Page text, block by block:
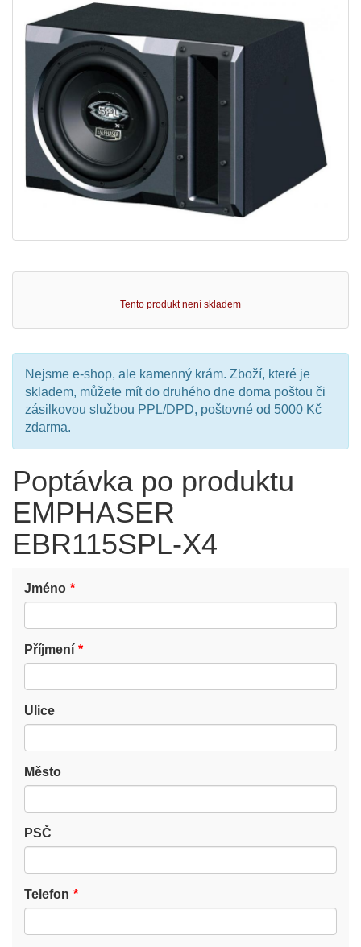
Tento produkt není skladem
Nejsme e-shop, ale kamenný krám. Zboží, které je
skladem, můžete mít do druhého dne doma poštou či
zásilkovou službou PPL/DPD, poštovné od 5000 Kč
zdarma.
Poptávka po produktu
EMPHASER
EBR115SPL-X4
Jméno
Příjmení
Ulice
Město
PSČ
Telefon